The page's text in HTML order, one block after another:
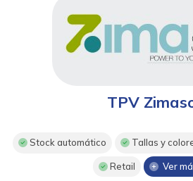
TPV
Stock automático Tallas y
Retail Ver